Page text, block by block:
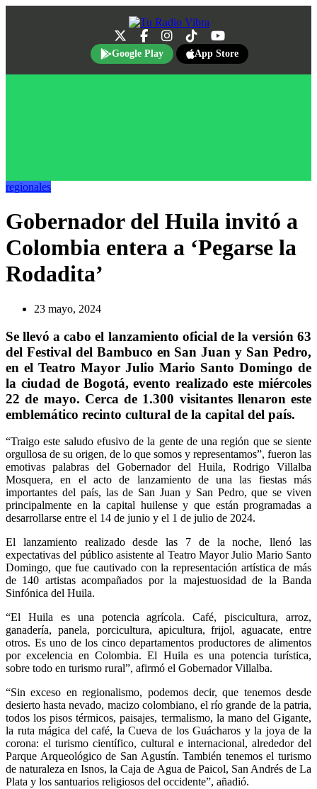
Google Play App Store
regionales
Gobernador del Huila invitó a
Colombia entera a ‘Pegarse la
Rodadita’
23 mayo, 2024
Se llevó a cabo el lanzamiento oficial de la versión 63
del Festival del Bambuco en San Juan y San Pedro,
en el Teatro Mayor Julio Mario Santo Domingo de
la ciudad de Bogotá, evento realizado este miércoles
22 de mayo. Cerca de 1.300 visitantes llenaron este
emblemático recinto cultural de la capital del país.
“Traigo este saludo efusivo de la gente de una región que se siente
orgullosa de su origen, de lo que somos y representamos”, fueron las
emotivas palabras del Gobernador del Huila, Rodrigo Villalba
Mosquera, en el acto de lanzamiento de una las fiestas más
importantes del país, las de San Juan y San Pedro, que se viven
principalmente en la capital huilense y que están programadas a
desarrollarse entre el 14 de junio y el 1 de julio de 2024.
El lanzamiento realizado desde las 7 de la noche, llenó las
expectativas del público asistente al Teatro Mayor Julio Mario Santo
Domingo, que fue cautivado con la representación artística de más
de 140 artistas acompañados por la majestuosidad de la Banda
Sinfónica del Huila.
“El Huila es una potencia agrícola. Café, piscicultura, arroz,
ganadería, panela, porcicultura, apicultura, frijol, aguacate, entre
otros. Es uno de los cinco departamentos productores de alimentos
por excelencia en Colombia. El Huila es una potencia turística,
sobre todo en turismo rural”, afirmó el Gobernador Villalba.
“Sin exceso en regionalismo, podemos decir, que tenemos desde
desierto hasta nevado, macizo colombiano, el río grande de la patria,
todos los pisos térmicos, paisajes, termalismo, la mano del Gigante,
la ruta mágica del café, la Cueva de los Guácharos y la joya de la
corona: el turismo científico, cultural e internacional, alrededor del
Parque Arqueológico de San Agustín. También tenemos el turismo
de naturaleza en Isnos, la Caja de Agua de Paicol, San Andrés de La
Plata y los santuarios religiosos del occidente”, añadió.